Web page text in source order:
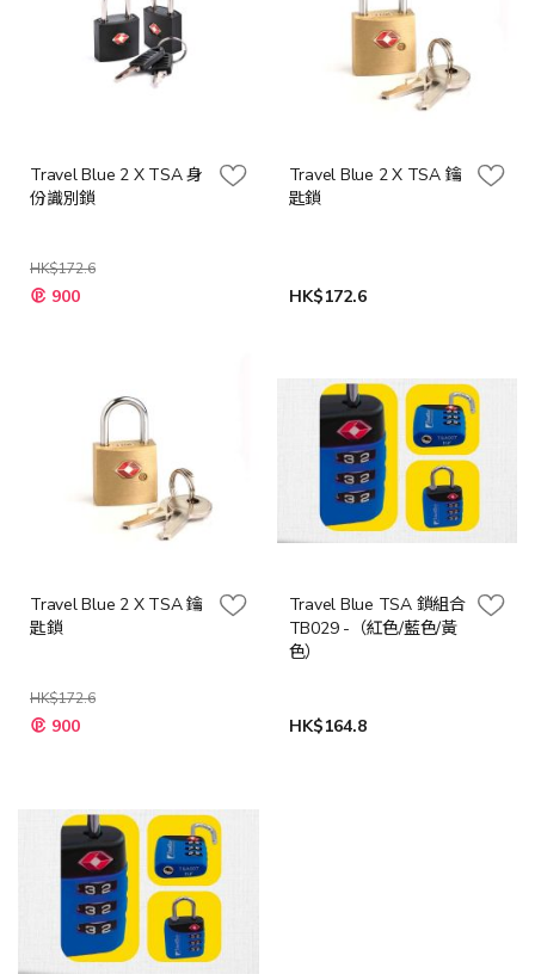
Travel Blue 2 X TSA 身
份識別鎖
HK$172.6
特
殊 900
Travel Blue 2 X TSA 鑰
匙鎖
HK$172.6
Travel Blue 2 X TSA 鑰
匙鎖
HK$172.6
特
殊 900
Travel Blue TSA 鎖組合
TB029 -（紅色/藍色/黃
色）
HK$164.8